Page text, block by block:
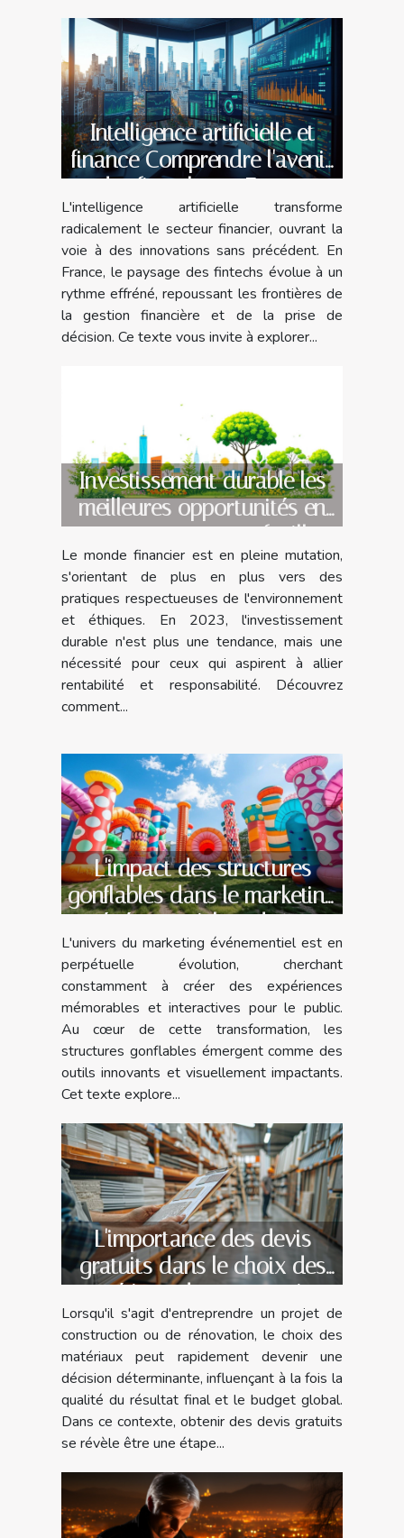
Intelligence artificielle et
finance Comprendre l'avenir
des fintechs en France
L'intelligence artificielle transforme
radicalement le secteur financier, ouvrant la
voie à des innovations sans précédent. En
France, le paysage des fintechs évolue à un
rythme effréné, repoussant les frontières de
la gestion financière et de la prise de
décision. Ce texte vous invite à explorer...
Investissement durable les
meilleures opportunités en
2023 pour un portefeuille
vert
Le monde financier est en pleine mutation,
s'orientant de plus en plus vers des
pratiques respectueuses de l'environnement
et éthiques. En 2023, l'investissement
durable n'est plus une tendance, mais une
nécessité pour ceux qui aspirent à allier
rentabilité et responsabilité. Découvrez
comment...
L'impact des structures
gonflables dans le marketing
événementiel moderne
L'univers du marketing événementiel est en
perpétuelle évolution, cherchant
constamment à créer des expériences
mémorables et interactives pour le public.
Au cœur de cette transformation, les
structures gonflables émergent comme des
outils innovants et visuellement impactants.
Cet texte explore...
L'importance des devis
gratuits dans le choix des
matériaux de construction
Lorsqu'il s'agit d'entreprendre un projet de
construction ou de rénovation, le choix des
matériaux peut rapidement devenir une
décision déterminante, influençant à la fois la
qualité du résultat final et le budget global.
Dans ce contexte, obtenir des devis gratuits
se révèle être une étape...